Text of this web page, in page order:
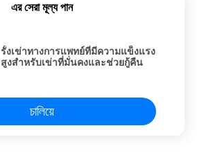
এর সেরা মূল্য পান
รั้งเข่าทางการแพทย์ที่มีความแข็งแรง
สูงสำหรับเข่าที่มั่นคงและช่วยกู้คืน
চালিয়ে